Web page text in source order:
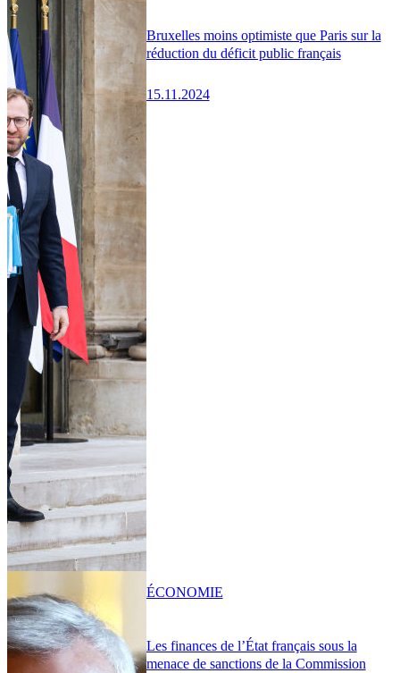
Bruxelles moins optimiste que Paris sur la
réduction du déficit public français
15.11.2024
Les finances de l’État français sous la
menace de sanctions de la Commission
ÉCONOMIE